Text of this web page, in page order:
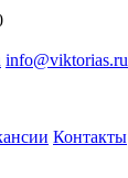
info@viktorias.ru
Контакты